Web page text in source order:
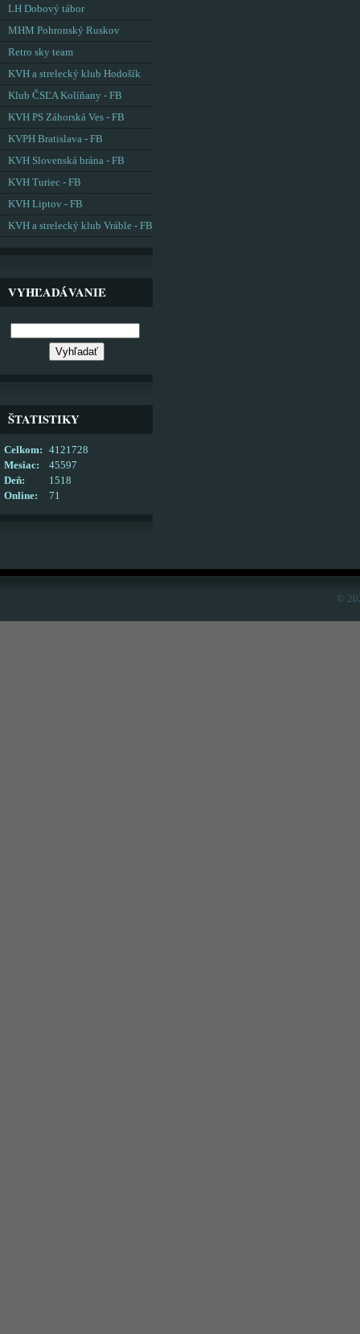
LH Dobový tábor
MHM Pohronský Ruskov
Retro sky team
KVH a strelecký klub Hodošík
Klub ČSĽA Kolíňany - FB
KVH PS Záhorská Ves - FB
KVPH Bratislava - FB
KVH Slovenská brána - FB
KVH Turiec - FB
KVH Liptov - FB
KVH a strelecký klub Vráble - FB
VYHĽADÁVANIE
ŠTATISTIKY
Online: 71
Celkom:
4121728
Mesiac:
45597
Deň:
1518
©